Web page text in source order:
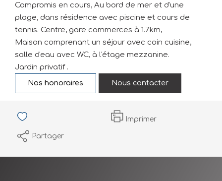
Compromis en cours, Au bord de mer et d'une
plage, dans résidence avec piscine et cours de
tennis. Centre, gare commerces à 1.7km,
Maison comprenant un séjour avec coin cuisine,
salle d'eau avec WC, à l'étage mezzanine.
Jardin privatif .
Nos honoraires Nous contacter
Imprimer
Partager